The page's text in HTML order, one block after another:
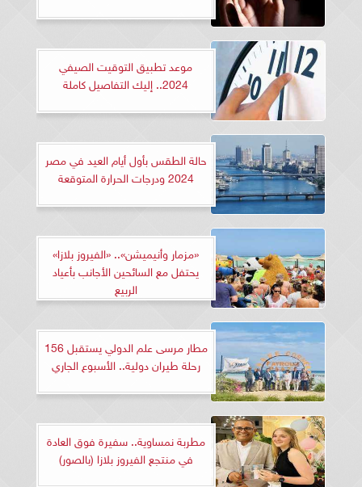
موعد تطبيق التوقيت الصيفي
2024.. إليك التفاصيل كاملة
حالة الطقس بأول أيام العيد في مصر
2024 ودرجات الحرارة المتوقعة
«مزمار وأنيميشن».. «الفيروز بلازا»
يحتفل مع السائحين الأجانب بأعياد
الربيع
مطار مرسى علم الدولي يستقبل 156
رحلة طيران دولية.. الأسبوع الجاري
مطربة نمساوية.. سفيرة فوق العادة
في منتجع الفيروز بلازا (بالصور)